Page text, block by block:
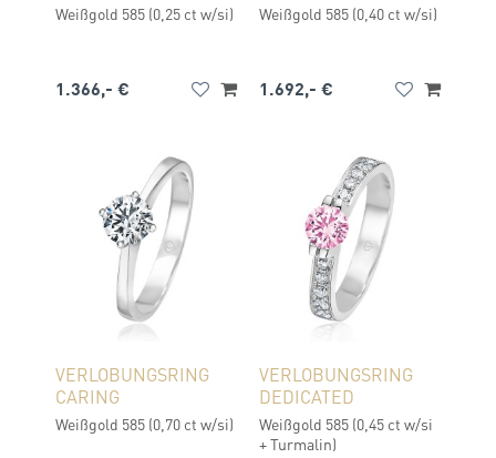
Weißgold 585 (0,25 ct w/si)
1.366,- €
Weißgold 585 (0,40 ct w/si)
1.692,- €
VERLOBUNGSRING
CARING
Weißgold 585 (0,70 ct w/si)
VERLOBUNGSRING
DEDICATED
Weißgold 585 (0,45 ct w/si
+ Turmalin)